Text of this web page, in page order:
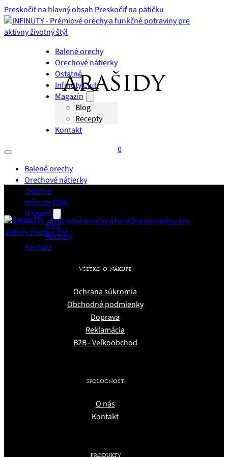
Preskočiť na hlavný obsah Preskočiť na pätičku
Balené orechy
Orechové nátierky
Ostatné
Infinuty Club
Magazín
Blog
Recepty
Kontakt
Balené orechy
Orechové nátierky
Ostatné
Infinuty Club
Magazín
Blog
Recepty
Kontakt
0
arašidy
Všetko o nákupe
Ochrana súkromia
Obchodné podmienky
Doprava
Reklamácia
B2B - Veľkoobchod
Spoločnosť
O nás
Kontakt
Produkty